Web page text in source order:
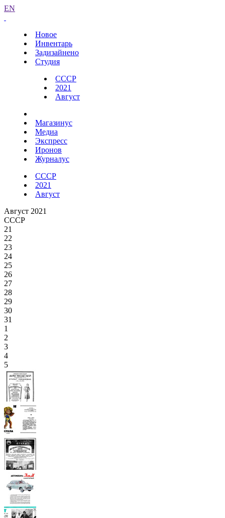
EN
Новое
Инвентарь
Задизайнено
Студия
СССР
2021
Август
Магазинус
Медиа
Экспресс
Иронов
Журналус
СССР
2021
Август
Август 2021
СССР
21
22
23
24
25
26
27
28
29
30
31
1
2
3
4
5